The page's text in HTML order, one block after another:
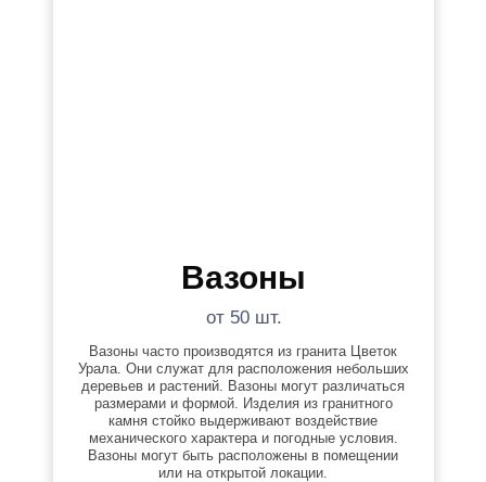
от 50 шт.
Вазоны часто производятся из гранита Цветок
Урала. Они служат для расположения небольших
деревьев и растений. Вазоны могут различаться
размерами и формой. Изделия из гранитного
камня стойко выдерживают воздействие
механического характера и погодные условия.
Вазоны могут быть расположены в помещении
или на открытой локации.
Вазоны